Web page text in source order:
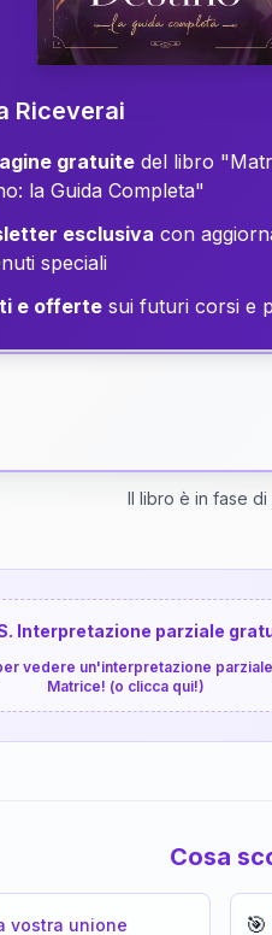
il significato della
Il libro è in fase
Interpretazione parziale
vedere un'interpretazione
Matrice! (o clicca qui!)
Cosa
vostra unione 🎯
Riceverai
gratuite del libro
la Guida Completa"
esclusiva con
speciali
e offerte sui futuri corsi e